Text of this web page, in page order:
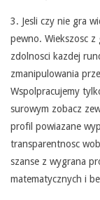
A
S
I
N
O
S
I
3. Jesli czy nie gra
pewno. Wiekszosc
zdolnosci kazdej
zmanipulowania
Wspolpracujemy
surowym zobacz
profil powiazane
transparentnosc
szanse z wygrana
matematycznych i